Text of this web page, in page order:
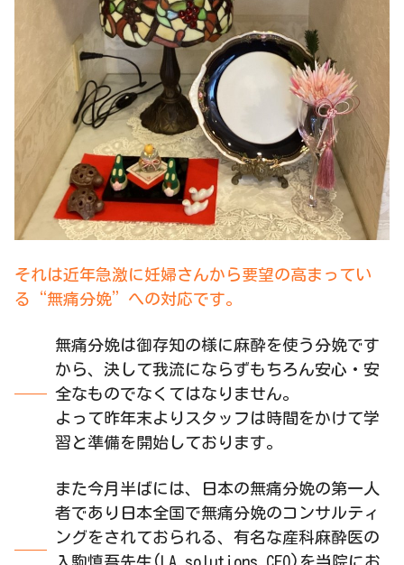
それは近年急激に妊婦さんから要望の高まってい
る“無痛分娩”への対応です。
無痛分娩は御存知の様に麻酔を使う分娩です
から、決して我流にならずもちろん安心・安
全なものでなくてはなりません。
よって昨年末よりスタッフは時間をかけて学
習と準備を開始しております。
また今月半ばには、日本の無痛分娩の第一人
者であり日本全国で無痛分娩のコンサルティ
ングをされておられる、有名な産科麻酔医の
入駒慎吾先生(LA solutions CEO)を当院にお